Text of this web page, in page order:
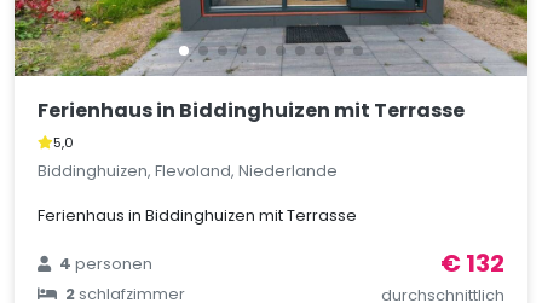
Ferienhaus in Biddinghuizen mit Terrasse
5,0
Biddinghuizen, Flevoland, Niederlande
Ferienhaus in Biddinghuizen mit Terrasse
4personen
2schlafzimmer
€ 132
durchschnittlich